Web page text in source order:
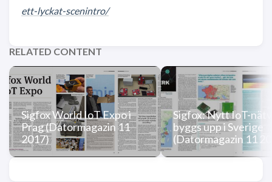
ett-lyckat-scenintro/
RELATED CONTENT
Sigfox World IoT Expo i
Prag (Datormagazin 11
2017)
Sigfox: Nytt IoT-
byggs upp i Sverige
(Datormagazin 11